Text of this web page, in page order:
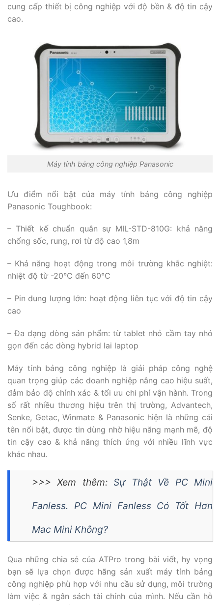
cung cấp thiết bị công nghiệp với độ bền & độ tin cậy
cao.
Máy tính bảng công nghiệp Panasonic
Ưu điểm nổi bật của máy tính bảng công nghiệp
Panasonic Toughbook:
– Thiết kế chuẩn quân sự MIL-STD-810G: khả năng
chống sốc, rung, rơi từ độ cao 1,8m
– Khả năng hoạt động trong môi trường khắc nghiệt:
nhiệt độ từ -20°C đến 60°C
– Pin dung lượng lớn: hoạt động liên tục với độ tin cậy
cao
– Đa dạng dòng sản phẩm: từ tablet nhỏ cầm tay nhỏ
gọn đến các dòng hybrid lai laptop
Máy tính bảng công nghiệp là giải pháp công nghệ
quan trọng giúp các doanh nghiệp nâng cao hiệu suất,
đảm bảo độ chính xác & tối ưu chi phí vận hành. Trong
số rất nhiều thương hiệu trên thị trường, Advantech,
Senke, Getac, Winmate & Panasonic hiện là những cái
tên nổi bật, được tin dùng nhờ hiệu năng mạnh mẽ, độ
tin cậy cao & khả năng thích ứng với nhiều lĩnh vực
khác nhau.
>>> Xem thêm: Sự Thật Về PC Mini
Fanless. PC Mini Fanless Có Tốt Hơn
Mac Mini Không?
Qua những chia sẻ của ATPro trong bài viết, hy vọng
bạn sẽ lựa chọn được hãng sản xuất máy tính bảng
công nghiệp phù hợp với nhu cầu sử dụng, môi trường
làm việc & ngân sách tài chính của mình. Nếu cần hỗ